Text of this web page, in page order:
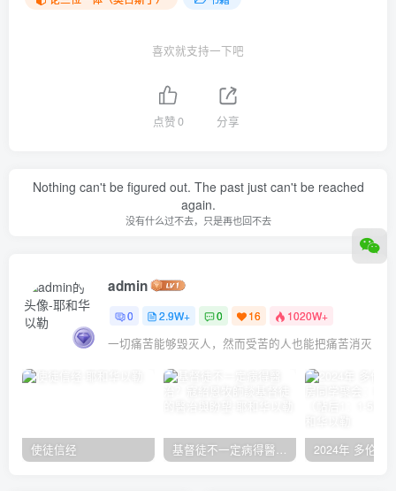
喜欢就支持一下吧
点赞0 分享
Nothing can't be figured out. The past just can't be reached
again.
没有什么过不去，只是再也回不去
admin
0 2.9W+ 0 16 1020W+
一切痛苦能够毁灭人，然而受苦的人也能把痛苦消灭
使徒信经 基督徒不一定病得醫治？寇紹恩牧師談基督徒的醫治與盼望